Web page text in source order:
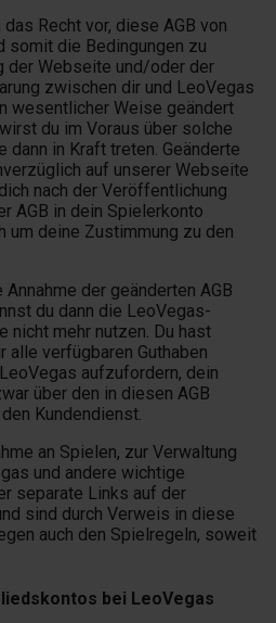
Recht vor, diese AGB von
somit die Bedingungen zu
der Webseite und/oder der
zwischen dir und LeoVegas
wesentlicher Weise geändert
du im Voraus über solche
dann in Kraft treten. Geänderte
auf unserer Webseite
nach der Veröffentlichung
AGB in dein Spielerkonto
um deine Zustimmung zu den
der geänderten AGB
du dann die LeoVegas-
nicht mehr nutzen. Du hast
verfügbaren Guthaben
aufzufordern, dein
über den in diesen AGB
Kundendienst.
an Spielen, zur Verwaltung
und andere wichtige
separate Links auf der
sind durch Verweis in diese
auch den Spielregeln, soweit
bei LeoVegas